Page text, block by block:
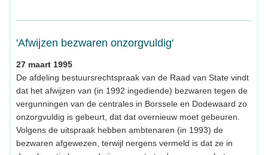
'Afwijzen bezwaren onzorgvuldig'
27 maart 1995
De afdeling bestuursrechtspraak van de Raad van State vindt
dat het afwijzen van (in 1992 ingediende) bezwaren tegen de
vergunningen van de centrales in Borssele en Dodewaard zo
onzorgvuldig is gebeurt, dat dat overnieuw moet gebeuren.
Volgens de uitspraak hebben ambtenaren (in 1993) de
bezwaren afgewezen, terwijl nergens vermeld is dat ze in